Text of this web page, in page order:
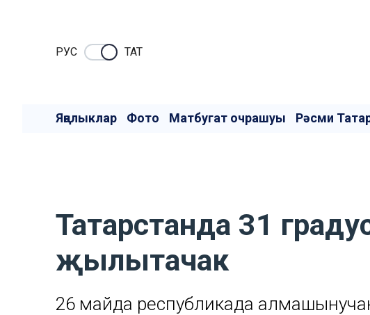
РУC ТАТ
Яңалыклар Фото Матбугат очрашуы Рәсми
Татарстанда 31
җылытачак
26 майда республикада